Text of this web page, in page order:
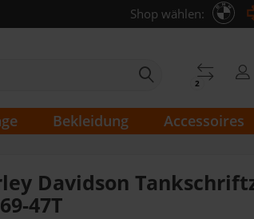
Shop wählen:
2
Bekleidung Accessoires
Davidson
47T